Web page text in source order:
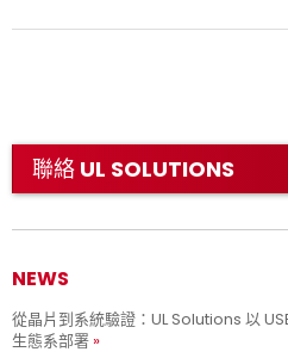
聯絡 UL SOLUTIONS
NEWS
從晶片到系統驗證：UL Solutions 以
生態系部署